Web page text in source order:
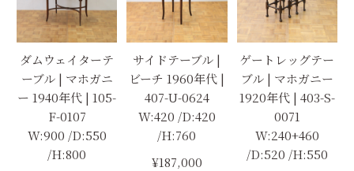
ダムウェイターテ
ーブル | マホガニ
ー 1940年代 | 105-
F-0107
W:900 /D:550
/H:800
サイドテーブル |
ビーチ 1960年代 |
407-U-0624
W:420 /D:420
/H:760
¥187,000
ゲートレッグテー
ブル | マホガニー
1920年代 | 403-S-
0071
W:240+460
/D:520 /H:550